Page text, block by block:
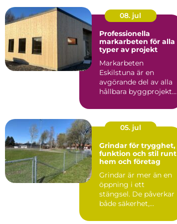
08. jul
Professionella
markarbeten för alla
typer av projekt
Markarbeten
Eskilstuna är en
avgörande del av alla
hållbara byggprojekt,
05. jul
Grindar för trygghet,
funktion och stil runt
hem och företag
Grindar är mer än en
öppning i ett
stängsel. De påverkar
både säkerhet,